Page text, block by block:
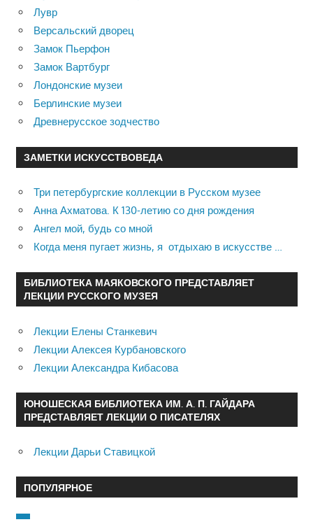
Лувр
Версальский дворец
Замок Пьерфон
Замок Вартбург
Лондонские музеи
Берлинские музеи
Древнерусское зодчество
ЗАМЕТКИ ИСКУССТВОВЕДА
Три петербургские коллекции в Русском музее
Анна Ахматова. К 130-летию со дня рождения
Ангел мой, будь со мной
Когда меня пугает жизнь, я отдыхаю в искусстве …
БИБЛИОТЕКА МАЯКОВСКОГО ПРЕДСТАВЛЯЕТ
ЛЕКЦИИ РУССКОГО МУЗЕЯ
Лекции Елены Станкевич
Лекции Алексея Курбановского
Лекции Александра Кибасова
ЮНОШЕСКАЯ БИБЛИОТЕКА ИМ. А. П. ГАЙДАРА
ПРЕДСТАВЛЯЕТ ЛЕКЦИИ О ПИСАТЕЛЯХ
Лекции Дарьи Ставицкой
ПОПУЛЯРНОЕ